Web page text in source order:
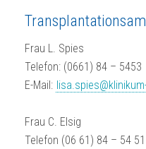
Frau L. Spies
Telefon: (0661) 84 – 5453
E-Mail:
Frau C. Elsig
Telefon (06 61) 84 – 54 51